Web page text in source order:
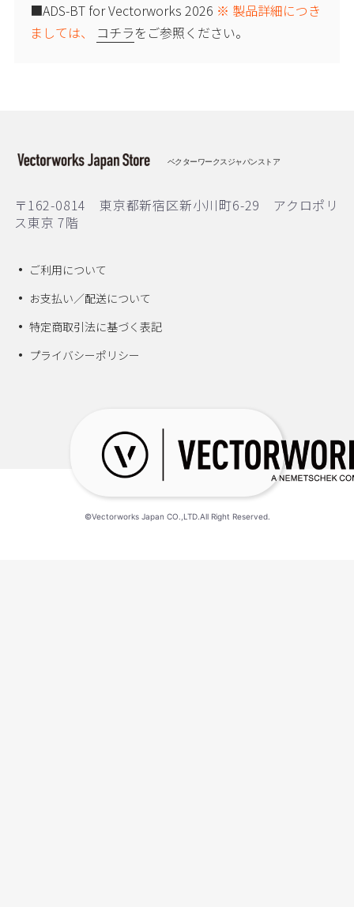
■ADS-BT for Vectorworks 2026 ※ 製品詳細につき
ましては、
コチラをご参照ください。
ベクターワークスジャパンストア
〒162-0814 東京都新宿区新小川町6-29 アクロポリ
ス東京 7階
ご利用について
お支払い／配送について
特定商取引法に基づく表記
プライバシーポリシー
©Vectorworks Japan CO.,LTD.All Right Reserved.